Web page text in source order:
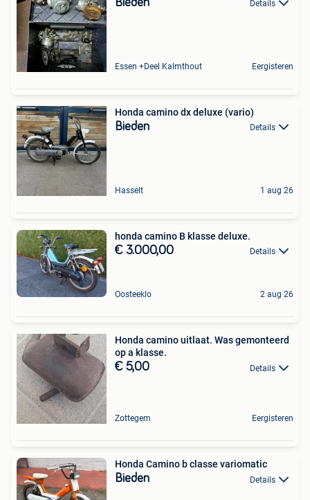
Bieden Details
Essen +Deel Kalmthout Eergisteren
Honda camino dx deluxe (vario)
Bieden Details
Hasselt 1 aug 26
honda camino B klasse deluxe.
€ 3.000,00 Details
Oosteeklo 2 aug 26
Honda camino uitlaat. Was gemonteerd
op a klasse.
€ 5,00 Details
Zottegem Eergisteren
Honda Camino b classe variomatic
Bieden Details